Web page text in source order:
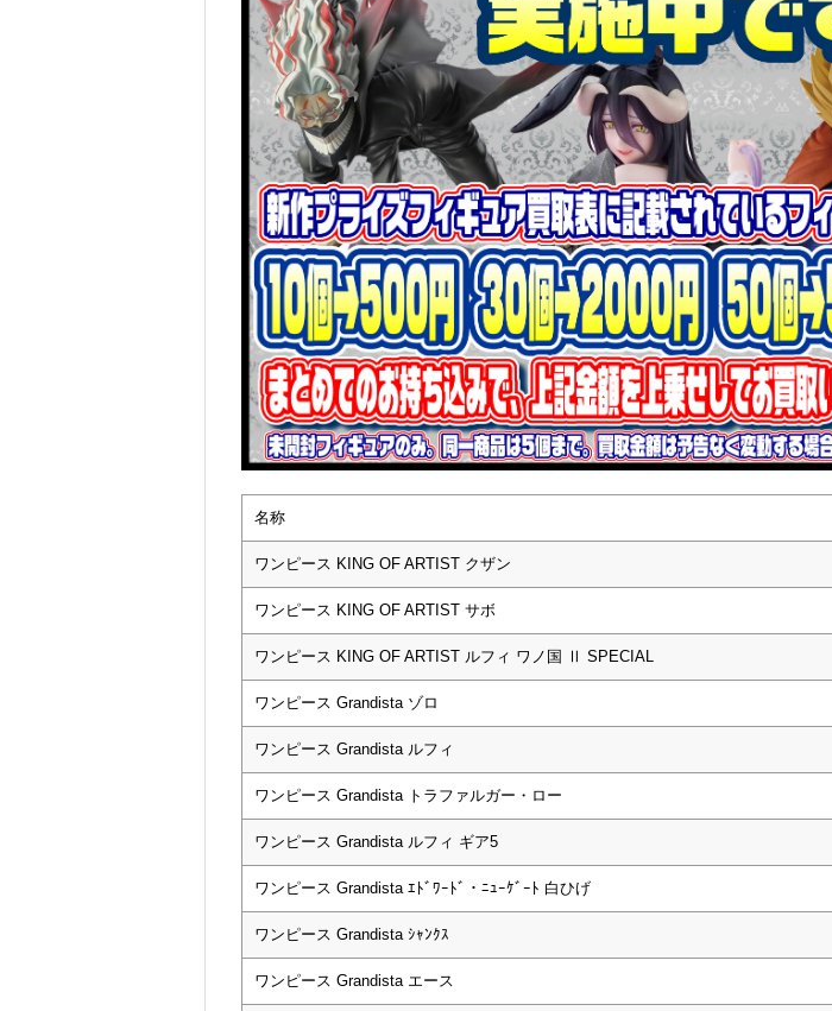
名称
ワンピース KING OF ARTIST クザン
ワンピース KING OF ARTIST サボ
ワンピース KING OF ARTIST ルフィ ワノ国 Ⅱ SPECIAL
ワンピース Grandista ゾロ
ワンピース Grandista ルフィ
ワンピース Grandista トラファルガー・ロー
ワンピース Grandista ルフィ ギア5
ワンピース Grandista ｴﾄﾞﾜｰﾄﾞ・ﾆｭｰｹﾞｰﾄ 白ひげ
ワンピース Grandista ｼｬﾝｸｽ
ワンピース Grandista エース